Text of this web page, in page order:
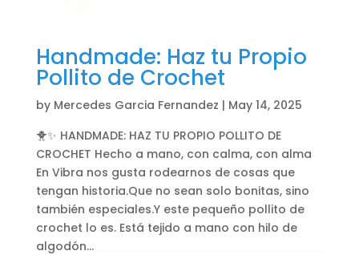
Handmade: Haz tu Propio
Pollito de Crochet
by Mercedes Garcia Fernandez | May 14, 2025
🐥✨ HANDMADE: HAZ TU PROPIO POLLITO DE
CROCHET Hecho a mano, con calma, con alma
En Vibra nos gusta rodearnos de cosas que
tengan historia.Que no sean solo bonitas, sino
también especiales.Y este pequeño pollito de
crochet lo es. Está tejido a mano con hilo de
algodón...